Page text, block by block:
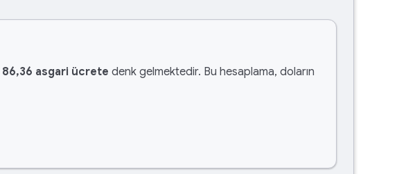
86,36 asgari ücrete denk gelmektedir. Bu hesaplama, doların